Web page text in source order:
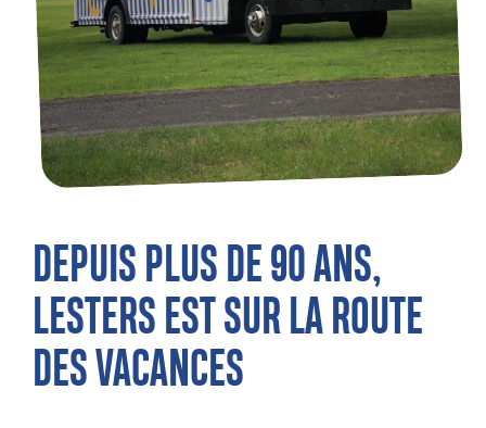
DEPUIS PLUS DE 90 ANS,
LESTERS EST SUR LA ROUTE
DES VACANCES